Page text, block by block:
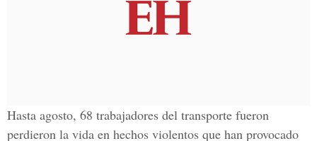
Hasta agosto, 68 trabajadores del transporte fueron
perdieron la vida en hechos violentos que han provocado